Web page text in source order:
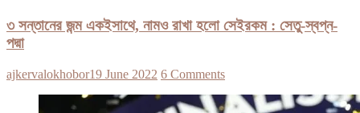
৩ সন্তানের জন্ম একইসাথে, নামও রাখা হলো সেইরকম : সেতু-স্বপ্ন-
পদ্মা
ajkervalokhobor19 June 2022 6 Comments